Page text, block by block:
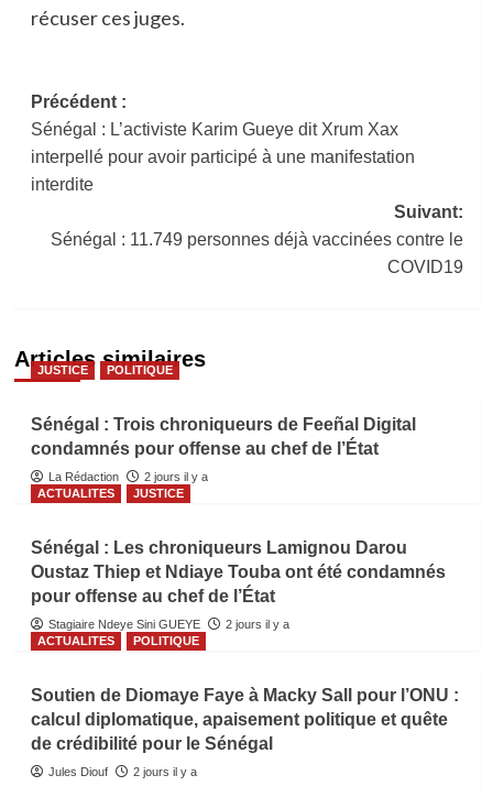
récuser ces juges.
Navigation
d’article
Précédent :
Sénégal : L’activiste Karim Gueye dit Xrum Xax
interpellé pour avoir participé à une manifestation
interdite
Suivant:
Sénégal : 11.749 personnes déjà vaccinées contre le
COVID19
Articles similaires
JUSTICE POLITIQUE
Sénégal : Trois chroniqueurs de Feeñal Digital
condamnés pour offense au chef de l’État
La Rédaction
2 jours il y a
ACTUALITES
JUSTICE
Sénégal : Les chroniqueurs Lamignou Darou
Oustaz Thiep et Ndiaye Touba ont été condamnés
pour offense au chef de l’État
Stagiaire Ndeye Sini GUEYE
2 jours il y a
ACTUALITES
POLITIQUE
Soutien de Diomaye Faye à Macky Sall pour l’ONU :
calcul diplomatique, apaisement politique et quête
de crédibilité pour le Sénégal
Jules Diouf 2 jours il y a